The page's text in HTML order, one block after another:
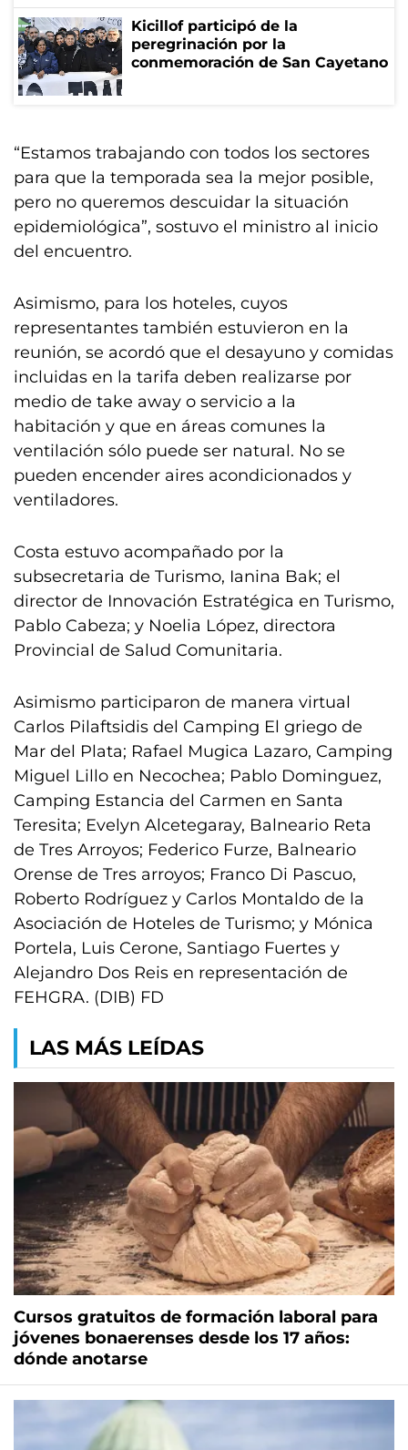
Kicillof participó de la
peregrinación por la
conmemoración de San Cayetano
“Estamos trabajando con todos los sectores
para que la temporada sea la mejor posible,
pero no queremos descuidar la situación
epidemiológica”, sostuvo el ministro al inicio
del encuentro.
Asimismo, para los hoteles, cuyos
representantes también estuvieron en la
reunión, se acordó que el desayuno y comidas
incluidas en la tarifa deben realizarse por
medio de take away o servicio a la
habitación y que en áreas comunes la
ventilación sólo puede ser natural. No se
pueden encender aires acondicionados y
ventiladores.
Costa estuvo acompañado por la
subsecretaria de Turismo, Ianina Bak; el
director de Innovación Estratégica en Turismo,
Pablo Cabeza; y Noelia López, directora
Provincial de Salud Comunitaria.
Asimismo participaron de manera virtual
Carlos Pilaftsidis del Camping El griego de
Mar del Plata; Rafael Mugica Lazaro, Camping
Miguel Lillo en Necochea; Pablo Dominguez,
Camping Estancia del Carmen en Santa
Teresita; Evelyn Alcetegaray, Balneario Reta
de Tres Arroyos; Federico Furze, Balneario
Orense de Tres arroyos; Franco Di Pascuo,
Roberto Rodríguez y Carlos Montaldo de la
Asociación de Hoteles de Turismo; y Mónica
Portela, Luis Cerone, Santiago Fuertes y
Alejandro Dos Reis en representación de
FEHGRA. (DIB) FD
LAS MÁS LEÍDAS
Cursos gratuitos de formación laboral para
jóvenes bonaerenses desde los 17 años:
dónde anotarse